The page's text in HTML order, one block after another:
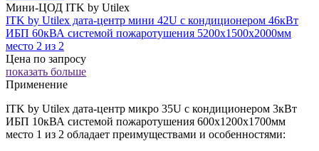
Мини-ЦОД ITK by Utilex
ITK by Utilex дата-центр мини 42U с кондиционером 46кВт
ИБП 60кВА системой пожаротушения 5200х1500х2000мм
место 2 из 2
Цена по запросу
показать больше
Применение
ITK by Utilex дата-центр микро 35U с кондиционером 3кВт
ИБП 10кВА системой пожаротушения 600х1200х1700мм
место 1 из 2 обладает преимуществами и особенностями: